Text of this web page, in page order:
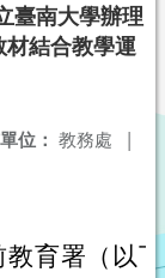
臺南大學辦理
材結合教學運
位： 教務處 |
育署（以